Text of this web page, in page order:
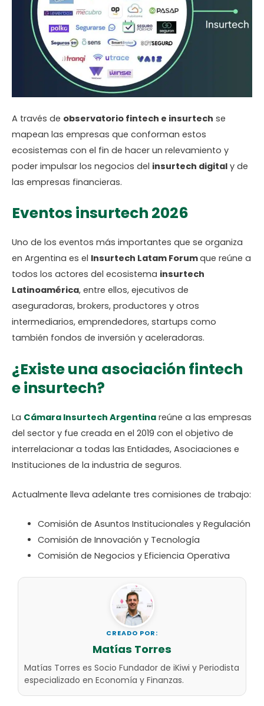
A través de observatorio fintech e insurtech se
mapean las empresas que conforman estos
ecosistemas con el fin de hacer un relevamiento y
poder impulsar los negocios del insurtech digital y de
las empresas financieras.
Eventos insurtech 2026
Uno de los eventos más importantes que se organiza
en Argentina es el Insurtech Latam Forumque reúne a
todos los actores del ecosistema insurtech
Latinoamérica, entre ellos, ejecutivos de
aseguradoras, brokers, productores y otros
intermediarios, emprendedores, startups como
también fondos de inversión y aceleradoras.
¿Existe una asociación fintech
e insurtech?
La Cámara Insurtech Argentina reúne a las empresas
del sector y fue creada en el 2019 con el objetivo de
interrelacionar a todas las Entidades, Asociaciones e
Instituciones de la industria de seguros.
Actualmente lleva adelante tres comisiones de trabajo:
Comisión de Asuntos Institucionales y Regulación
Comisión de Innovación y Tecnología
Comisión de Negocios y Eficiencia Operativa
CREADO POR:
Matías Torres
Matías Torres es Socio Fundador de iKiwi y Periodista
especializado en Economía y Finanzas.